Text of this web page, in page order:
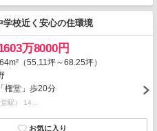
学校近く安心の住環境
万8000円
（55.11坪～68.25坪）
権堂」歩20分
駅） 14…